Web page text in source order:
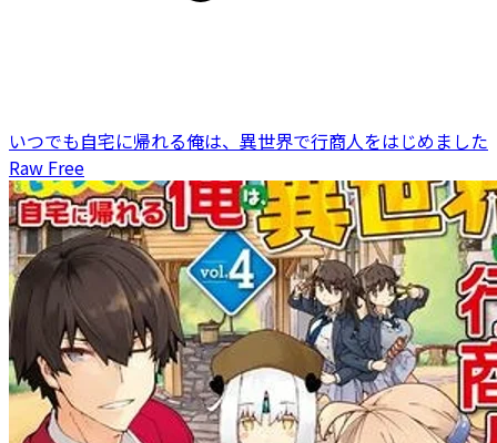
いつでも自宅に帰れる俺は、異世界で行商人をはじめました
Raw Free